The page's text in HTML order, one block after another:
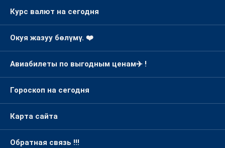
Курс валют на сегодня
Окуя жазуу бөлүмү. ❤️
Авиабилеты по выгодным ценам✈️ !
Гороскоп на сегодня
Карта сайта
Обратная связь !!!